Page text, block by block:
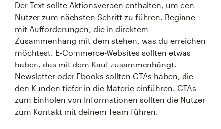
Der Text sollte Aktionsverben enthalten, um den
Nutzer zum nächsten Schritt zu führen. Beginne
mit Aufforderungen, die in direktem
Zusammenhang mit dem stehen, was du erreichen
möchtest. E-Commerce-Websites sollten etwas
haben, das mit dem Kauf zusammenhängt.
Newsletter oder Ebooks sollten CTAs haben, die
den Kunden tiefer in die Materie einführen. CTAs
zum Einholen von Informationen sollten die Nutzer
zum Kontakt mit deinem Team führen.